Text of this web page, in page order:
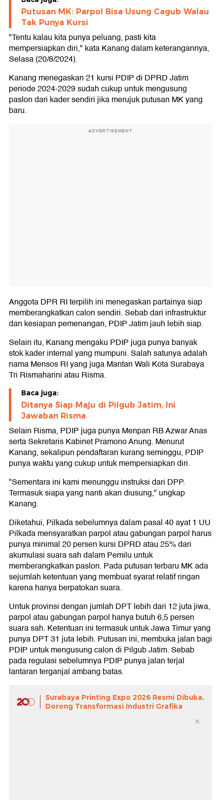
Putusan MK: Parpol Bisa Usung Cagub Walau
Tak Punya Kursi
"Tentu kalau kita punya peluang, pasti kita
mempersiapkan diri," kata Kanang dalam keterangannya,
Selasa (20/8/2024).
Kanang menegaskan 21 kursi PDIP di DPRD Jatim
periode 2024-2029 sudah cukup untuk mengusung
paslon dari kader sendiri jika merujuk putusan MK yang
baru.
ADVERTISEMENT
Anggota DPR RI terpilih ini menegaskan partainya siap
memberangkatkan calon sendiri. Sebab dari infrastruktur
dan kesiapan pemenangan, PDIP Jatim jauh lebih siap.
Selain itu, Kanang mengaku PDIP juga punya banyak
stok kader internal yang mumpuni. Salah satunya adalah
nama Mensos RI yang juga Mantan Wali Kota Surabaya
Tri Rismaharini atau Risma.
Baca juga:
Ditanya Siap Maju di Pilgub Jatim, Ini
Jawaban Risma
Selain Risma, PDIP juga punya Menpan RB Azwar Anas
serta Sekretaris Kabinet Pramono Anung. Menurut
Kanang, sekalipun pendaftaran kurang seminggu, PDIP
punya waktu yang cukup untuk mempersiapkan diri.
"Sementara ini kami menunggu instruksi dari DPP.
Termasuk siapa yang nanti akan diusung," ungkap
Kanang.
Diketahui, Pilkada sebelumnya dalam pasal 40 ayat 1 UU
Pilkada mensyaratkan parpol atau gabungan parpol harus
punya minimal 20 persen kursi DPRD atau 25% dari
akumulasi suara sah dalam Pemilu untuk
memberangkatkan paslon. Pada putusan terbaru MK ada
sejumlah ketentuan yang membuat syarat relatif ringan
karena hanya berpatokan suara.
Untuk provinsi dengan jumlah DPT lebih dari 12 juta jiwa,
parpol atau gabungan parpol hanya butuh 6,5 persen
suara sah. Ketentuan ini termasuk untuk Jawa Timur yang
punya DPT 31 juta lebih. Putusan ini, membuka jalan bagi
PDIP untuk mengusung calon di Pilgub Jatim. Sebab
pada regulasi sebelumnya PDIP punya jalan terjal
lantaran terganjal ambang batas.
Surabaya Printing Expo 2026 Resmi Dibuka,
Dorong Transformasi Industri Grafika